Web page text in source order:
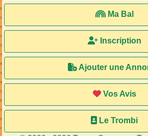
Ma Bal
Inscription
Ajouter une
Vos Avis
Le Trombi